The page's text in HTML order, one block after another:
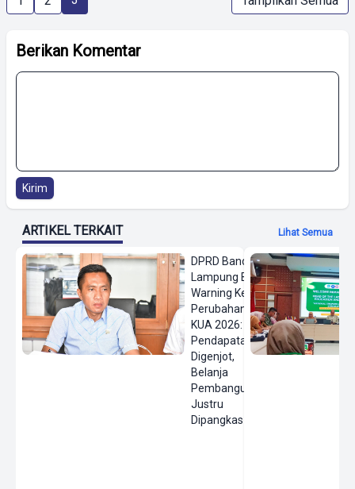
Berikan Komentar
Kirim
ARTIKEL TERKAIT Lihat Semua
DPRD Bandar
Lampung Beri
Warning Keras
Perubahan
KUA 2026:
Pendapatan
Digenjot,
Belanja
Pembangunan
Justru
Dipangkas